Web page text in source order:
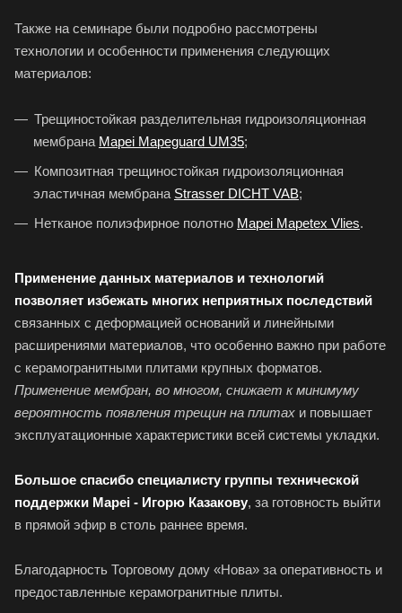
Также на семинаре были подробно рассмотрены
технологии и особенности применения следующих
материалов:
Трещиностойкая разделительная гидроизоляционная
мембрана Mapei Mapeguard UM35;
Композитная трещиностойкая гидроизоляционная
эластичная мембрана Strasser DICHT VAB;
Нетканое полиэфирное полотно Mapei Mapetex Vlies.
Применение данных материалов и технологий
позволяет избежать многих неприятных последствий
связанных с деформацией оснований и линейными
расширениями материалов, что особенно важно при работе
с керамогранитными плитами крупных форматов.
Применение мембран, во многом, снижает к минимуму
вероятность появления трещин на плитах и повышает
эксплуатационные характеристики всей системы укладки.
Большое спасибо специалисту группы технической
поддержки Mapei - Игорю Казакову, за готовность выйти
в прямой эфир в столь раннее время.
Благодарность Торговому дому «Нова» за оперативность и
предоставленные керамогранитные плиты.